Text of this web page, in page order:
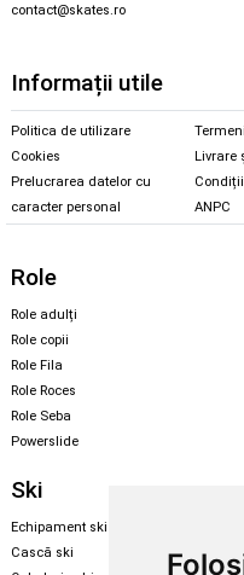
contact@skates.ro
Informații utile
Politica de utilizare
Cookies
Prelucrarea datelor cu
caracter personal
Livrare
ANPC
Role
Role adulți
Role copii
Role Fila
Role Roces
Role Seba
Powerslide
Ski
Echipament ski
Cască ski